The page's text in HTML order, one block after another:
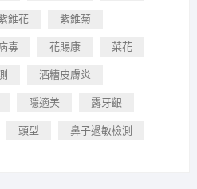
錐花 紫錐菊
毒 花賜康 菜花
酒糟皮膚炎
隱適美 露牙齦
頭型 鼻子過敏檢測